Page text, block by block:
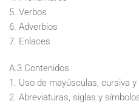
5. Verbos
6. Adverbios
7. Enlaces
A.3 Contenidos
1. Uso de mayúsculas, cursiva
2. Abreviaturas, siglas y